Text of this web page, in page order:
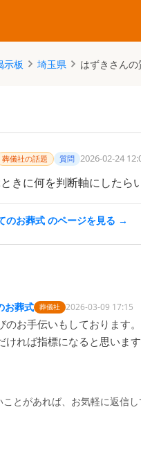
示板 埼玉県 はずきさんの
葬儀社の話題 質問 2026-02-24
きに何を判断軸にしたら
のお葬式 のページを見る →
お葬式 葬儀社 2026-03-09 17:15
のお手伝いもしております
ければ指標になると思いま
とがあれば、お気軽に返信し